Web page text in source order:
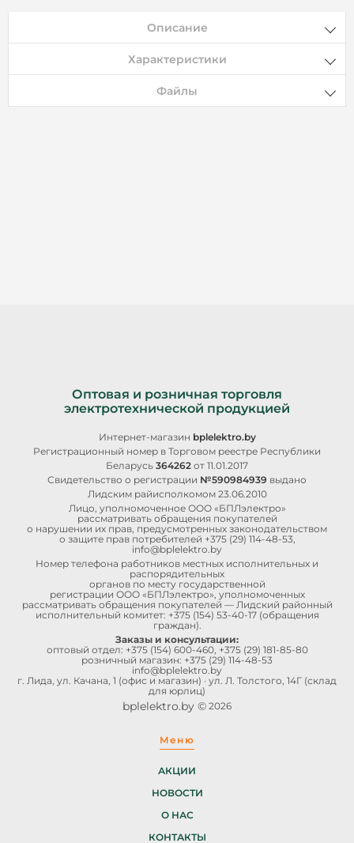
Описание
Характеристики
Файлы
Оптовая и розничная торговля
электротехнической продукцией
Интернет-магазин bplelektro.by
Регистрационный номер в Торговом реестре Республики
Беларусь 364262 от 11.01.2017
Свидетельство о регистрации №590984939 выдано
Лидским райисполкомом 23.06.2010
Лицо, уполномоченное ООО «БПЛэлектро»
рассматривать обращения покупателей
о нарушении их прав, предусмотренных законодательством
о защите прав потребителей +375 (29) 114-48-53
info@bplelektro.by
Номер телефона работников местных исполнительных и
распорядительных
органов по месту государственной
регистрации ООО «БПЛэлектро», уполномоченных
рассматривать обращения покупателей — Лидский районный
исполнительный комитет: +375 (154) 53-40-17(обращения
граждан).
Заказы и консультации:
оптовый отдел: +375 (154) 600-460, +375 (29) 181-85-80
розничный магазин: +375 (29) 114-48-53
info@bplelektro.by
г. Лида, ул. Качана, 1 (офис и магазин) · ул. Л. Толстого, 14Г (склад
для юрлиц)
bplelektro.by © 2026
Меню
АКЦИИ
НОВОСТИ
О НАС
КОНТАКТЫ